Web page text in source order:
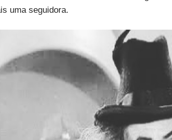
uma seguidora.